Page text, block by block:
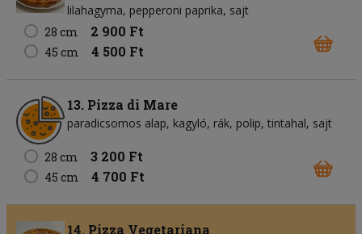
lilahagyma pepperoni paprika sajt
28 cm
2 900 Ft
45 cm 4 500 Ft
13. Pizza di Mare
paradicsomos alap kagyló rák polip tintahal sajt
28 cm 3 200 Ft
45 cm 4 700 Ft
14. Pizza Vegetariana